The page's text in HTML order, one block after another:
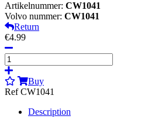
Artikelnummer: CW1041
Volvo nummer: CW1041
Return
€4.99
Buy
Ref CW1041
Description